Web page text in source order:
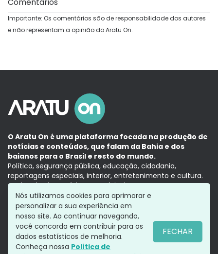
Importante: Os comentários são de responsabilidade dos autores
e não representam a opinião do Aratu On.
O Aratu On é uma plataforma focada na produção de
notícias e conteúdos, que falam da Bahia e dos
baianos para o Brasil e resto do mundo.
Política, segurança pública, educação, cidadania,
reportagens especiais, interior, entretenimento e cultura.
Aqui, tudo vira notícia e a notícia é no tempo presente,
com a credibilidade do Grupo Aratu.
Grupo Aratu
Política de privacidade
Siga-nos
Nós utilizamos cookies para aprimorar e
personalizar a sua experiência em
nosso site. Ao continuar navegando,
você concorda em contribuir para os
dados estatísticos de melhoria.
Conheça nossa Política de
FECHAR